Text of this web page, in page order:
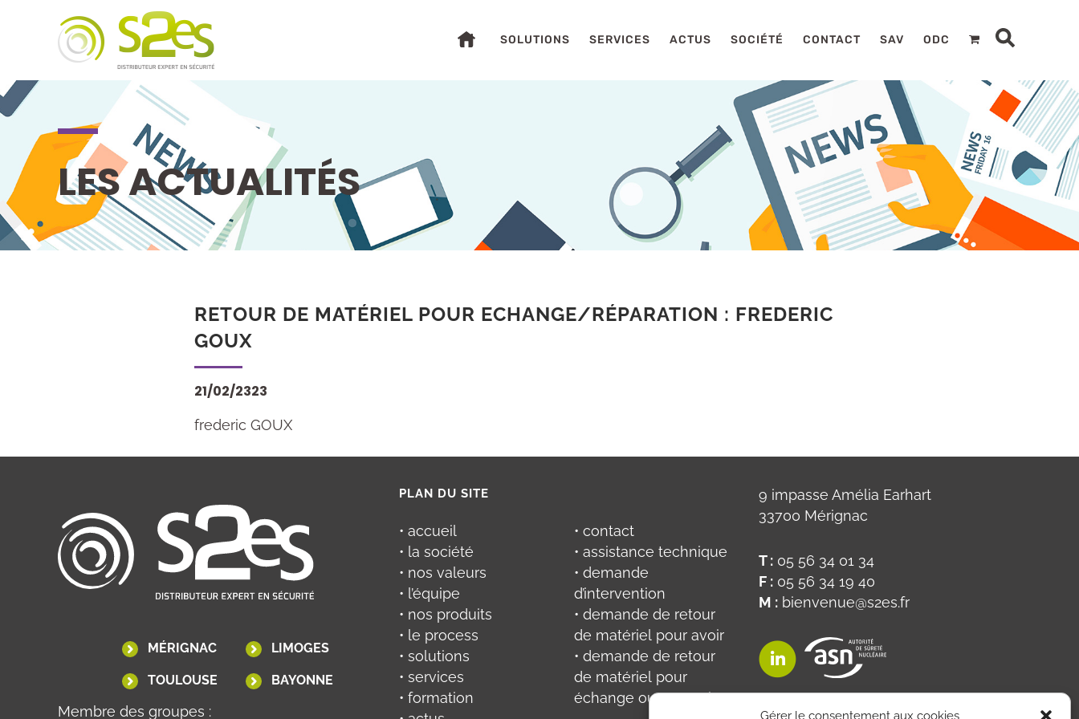
Gérer le consentement aux cookies
SOLUTIONS SERVICES ACTUS SOCIÉTÉ CONTACT SAV ODC
LES ACTUALITÉS
RETOUR DE MATÉRIEL POUR ECHANGE/RÉPARATION : FREDERIC
GOUX
21/02/2323
frederic GOUX
MÉRIGNAC LIMOGES
TOULOUSE BAYONNE
Membre des groupes :
PLAN DU SITE
• accueil
• la société
• nos valeurs
• l’équipe
• nos produits
• le process
• solutions
• services
• formation
• contact
• assistance technique
• demande
d’intervention
• demande de retour
de matériel pour avoir
• demande de retour
de matériel pour
échange ou réparation
9 impasse Amélia Earhart
33700 Mérignac
T : 05 56 34 01 34
F : 05 56 34 19 40
M :bienvenue@s2es.fr